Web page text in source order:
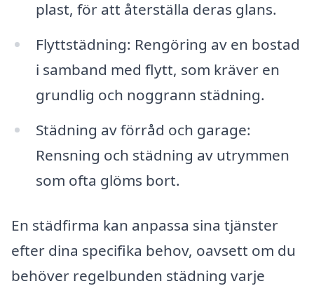
plast, för att återställa deras glans.
Flyttstädning: Rengöring av en bostad
i samband med flytt, som kräver en
grundlig och noggrann städning.
Städning av förråd och garage:
Rensning och städning av utrymmen
som ofta glöms bort.
En städfirma kan anpassa sina tjänster
efter dina specifika behov, oavsett om du
behöver regelbunden städning varje